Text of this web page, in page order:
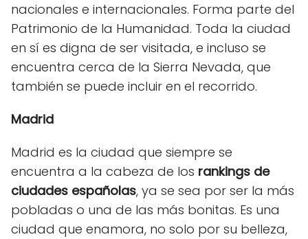
nacionales e internacionales. Forma parte del
Patrimonio de la Humanidad. Toda la ciudad
en sí es digna de ser visitada, e incluso se
encuentra cerca de la Sierra Nevada, que
también se puede incluir en el recorrido.
Madrid
Madrid es la ciudad que siempre se
encuentra a la cabeza de los rankings de
ciudades españolas, ya se sea por ser la más
pobladas o una de las más bonitas. Es una
ciudad que enamora, no solo por su belleza,